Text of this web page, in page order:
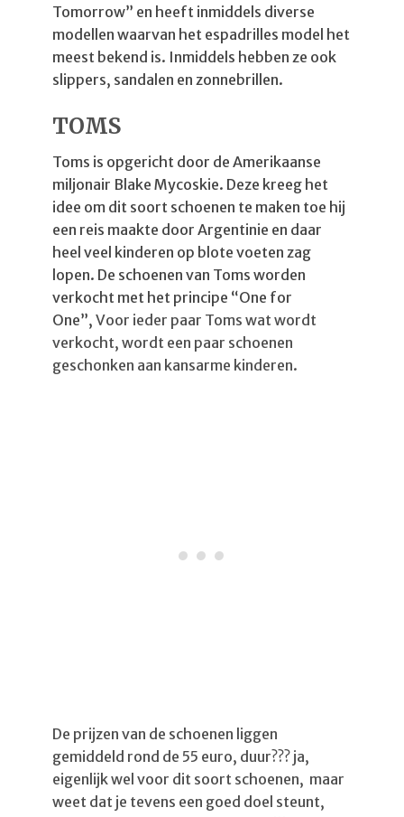
Tomorrow” en heeft inmiddels diverse
modellen waarvan het espadrilles model het
meest bekend is. Inmiddels hebben ze ook
slippers, sandalen en zonnebrillen.
TOMS
Toms is opgericht door de Amerikaanse
miljonair Blake Mycoskie. Deze kreeg het
idee om dit soort schoenen te maken toe hij
een reis maakte door Argentinie en daar
heel veel kinderen op blote voeten zag
lopen. De schoenen van Toms worden
verkocht met het principe “One for
One”, Voor ieder paar Toms wat wordt
verkocht, wordt een paar schoenen
geschonken aan kansarme kinderen.
De prijzen van de schoenen liggen
gemiddeld rond de 55 euro, duur??? ja,
eigenlijk wel voor dit soort schoenen, maar
weet dat je tevens een goed doel steunt,